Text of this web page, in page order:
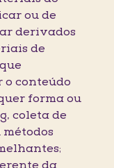
ou de
derivados
de
conteúdo
forma ou
coleta de
métodos